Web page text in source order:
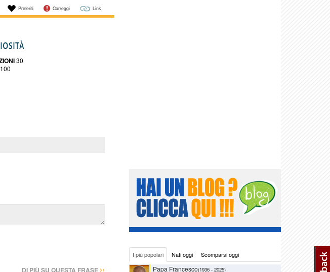
Preferiti Correggi Link
30
100
››
I più popolari Nati oggi Scomparsi oggi
Papa Francesco(1936 - 2025)